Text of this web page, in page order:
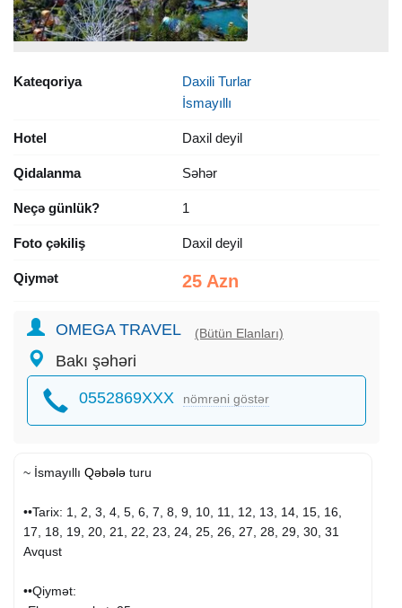
Kateqoriya
Daxili Turlar
İsmayıllı
Hotel Daxil deyil
Qidalanma Səhər
Neçə günlük? 1
Foto çəkiliş Daxil deyil
Qiymət 25 Azn
OMEGA TRAVEL (Bütün Elanları)
Bakı şəhəri
0552869XXX nömrəni göstər
~ İsmayıllı Qəbələ turu
••Tarix: 1, 2, 3, 4, 5, 6, 7, 8, 9, 10, 11, 12, 13, 14, 15, 16,
17, 18, 19, 20, 21, 22, 23, 24, 25, 26, 27, 28, 29, 30, 31
Avqust
••Qiymət: